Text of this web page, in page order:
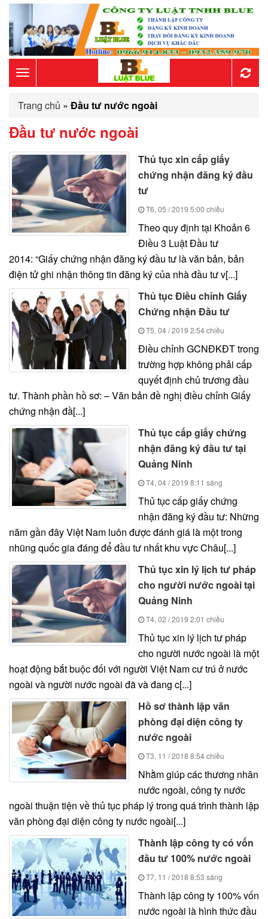
Toggle
navigation
Trang chủ » Đầu tư nước ngoài
Đầu tư nước ngoài
Thủ tục xin cấp giấy
chứng nhận đăng ký đầu
tư
T6, 05 / 2019 5:00 chiều
Theo quy định tại Khoản 6
Điều 3 Luật Đầu tư
2014: “Giấy chứng nhận đăng ký đầu tư là văn bản, bản
điện tử ghi nhận thông tin đăng ký của nhà đầu tư v[...]
Thủ tục Điều chỉnh Giấy
Chứng nhận Đầu tư
T5, 04 / 2019 2:54 chiều
Điều chỉnh GCNĐKĐT trong
trường hợp không phải cấp
quyết định chủ trương đầu
tư. Thành phần hồ sơ: – Văn bản đề nghị điều chỉnh Giấy
chứng nhận đầ[...]
Thủ tục cấp giấy chứng
nhận đăng ký đầu tư tại
Quảng Ninh
T4, 04 / 2019 8:11 sáng
Thủ tục cấp giấy chứng
nhận đăng ký đầu tư: Những
năm gần đây Việt Nam luôn được đánh giá là một trong
nhũng quốc gia đáng để đầu tư nhất khu vực Châu[...]
Thủ tục xin lý lịch tư pháp
cho người nước ngoài tại
Quảng Ninh
T4, 02 / 2019 2:01 chiều
Thủ tục xin lý lịch tư pháp
cho người nước ngoài là một
hoạt động bắt buộc đối với người Việt Nam cư trú ở nước
ngoài và người nước ngoài đã và đang c[...]
Hồ sơ thành lập văn
phòng đại diện công ty
nước ngoài
T3, 11 / 2018 8:54 chiều
Nhằm giúp các thương nhân
nước ngoài, công ty nước
ngoài thuận tiện về thủ tục pháp lý trong quá trình thành lập
văn phòng đại diện công ty nước ngoài[...]
Thành lập công ty có vốn
đầu tư 100% nước ngoài
T7, 11 / 2018 8:53 sáng
Thành lập công ty 100% vốn
nước ngoài là hình thức đầu